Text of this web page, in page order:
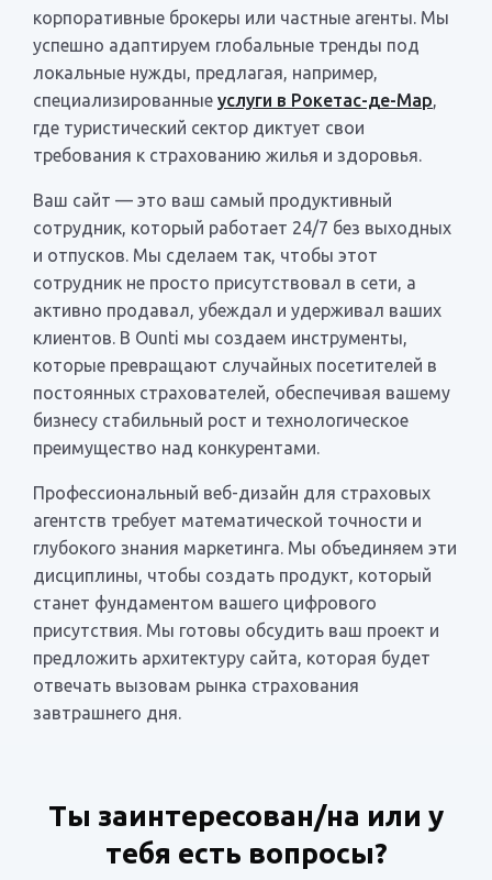
корпоративные брокеры или частные агенты. Мы
успешно адаптируем глобальные тренды под
локальные нужды, предлагая, например,
специализированные услуги в Рокетас-де-Мар,
где туристический сектор диктует свои
требования к страхованию жилья и здоровья.
Ваш сайт — это ваш самый продуктивный
сотрудник, который работает 24/7 без выходных
и отпусков. Мы сделаем так, чтобы этот
сотрудник не просто присутствовал в сети, а
активно продавал, убеждал и удерживал ваших
клиентов. В Ounti мы создаем инструменты,
которые превращают случайных посетителей в
постоянных страхователей, обеспечивая вашему
бизнесу стабильный рост и технологическое
преимущество над конкурентами.
Профессиональный веб-дизайн для страховых
агентств требует математической точности и
глубокого знания маркетинга. Мы объединяем эти
дисциплины, чтобы создать продукт, который
станет фундаментом вашего цифрового
присутствия. Мы готовы обсудить ваш проект и
предложить архитектуру сайта, которая будет
отвечать вызовам рынка страхования
завтрашнего дня.
Ты заинтересован/на или у
тебя есть вопросы?